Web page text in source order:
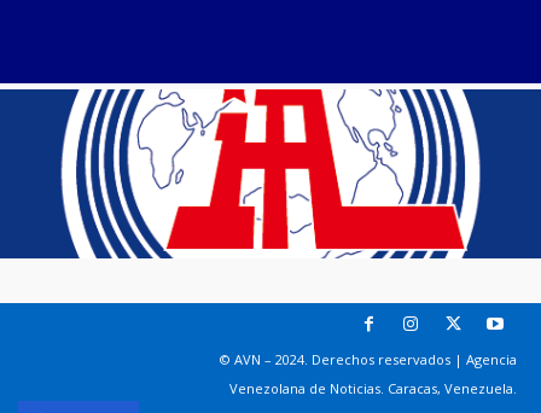
© AVN – 2024. Derechos reservados | Agencia
Venezolana de Noticias. Caracas, Venezuela.